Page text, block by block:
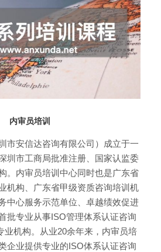
内审员培训
市安信达咨询有限公司）成立于一
圳市工商局批准注册、国家认监委
。内审员培训中心同时也是广东省
机构、广东省甲级资质咨询培训机
中心服务示范单位、卓越绩效促进
批专业从事ISO管理体系认证咨询
业机构。从业20余年来，内审员培
企业提供专业的ISO体系认证咨询